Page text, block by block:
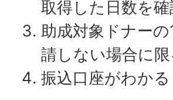
取得した日数を
助成対象ドナー
請しない場合に
振込口座がわか